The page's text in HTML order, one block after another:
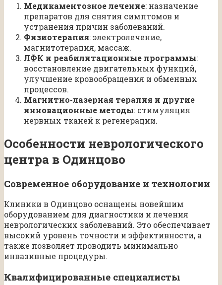
Медикаментозное лечение: назначение
препаратов для снятия симптомов и
устранения причин заболеваний.
Физиотерапия: электролечение,
магнитотерапия, массаж.
ЛФК и реабилитационные программы:
восстановление двигательных функций,
улучшение кровообращения и обменных
процессов.
Магнитно-лазерная терапия и другие
инновационные методы: стимуляция
нервных тканей к регенерации.
Особенности неврологического
центра в Одинцово
Современное оборудование и технологии
Клиники в Одинцово оснащены новейшим
оборудованием для диагностики и лечения
неврологических заболеваний. Это обеспечивает
высокий уровень точности и эффективности, а
также позволяет проводить минимально
инвазивные процедуры.
Квалифицированные специалисты